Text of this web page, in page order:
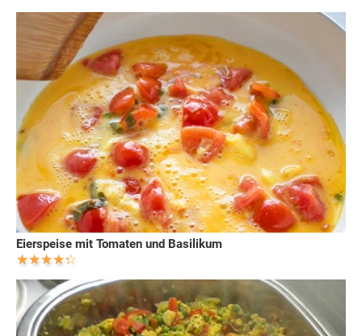
Eierspeise mit Tomaten und Basilikum